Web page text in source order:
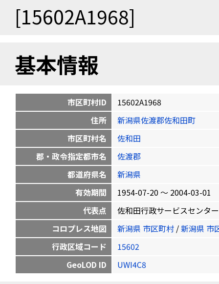
[15602A1968]
基本情報
市区町村ID
15602A1968
住所
新潟県佐渡郡佐和田町
市区町村名
佐和田
郡・政令指定都市名
佐渡郡
都道府県名
新潟県
有効期間
1954-07-20 〜 2004-03-01
代表点
佐和田行政サービスセンタ
コロプレス地図
新潟県 市区町村 /新潟県 市
行政区域コード
15602
GeoLOD ID
UWI4C8